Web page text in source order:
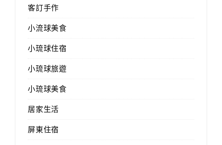
客訂手作
小流球美食
小琉球住宿
小琉球旅遊
小琉球美食
居家生活
屏東住宿